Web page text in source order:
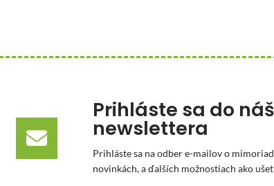
Prihláste sa do
newslettera
Prihláste sa na odber e-mailov o
novinkách, a ďalších možnostiach ako